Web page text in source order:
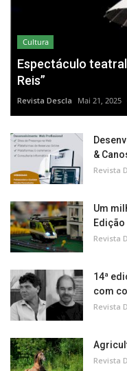
Cultura
Espectáculo
Reis”
Revista Descla Mai 21, 2025
&
Revista
Um
Revista
14ª
com
Revista
Revista